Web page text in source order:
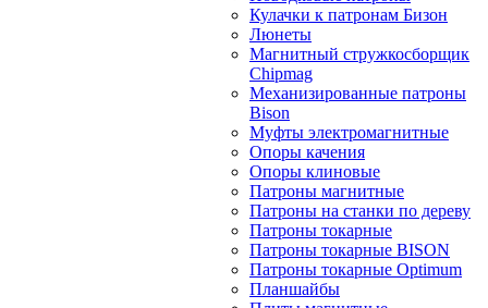
Кулачки к патронам Бизон
Люнеты
Магнитный стружкосборщик
Chipmag
Механизированные патроны
Bison
Муфты электромагнитные
Опоры качения
Опоры клиновые
Патроны магнитные
Патроны на станки по дереву
Патроны токарные
Патроны токарные BISON
Патроны токарные Optimum
Планшайбы